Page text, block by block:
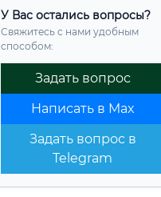
У Вас остались вопросы?
Свяжитесь с нами удобным
способом:
Задать вопрос
Написать в Max
Задать вопрос в
Telegram